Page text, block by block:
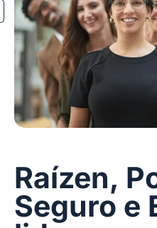
Raízen,
Seguro e